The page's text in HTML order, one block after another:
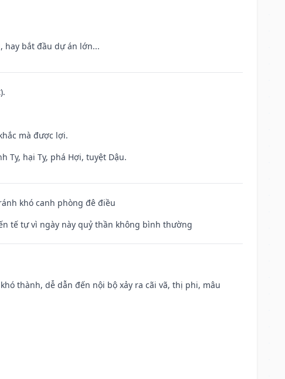
hay bắt đầu dự án lớn...
mà được lợi.
Tỵ, hại Tỵ, phá Hợi, tuyệt Dậu.
khó canh phòng đê điều
tế tự vì ngày này quỷ thần không bình thường
thành, dễ dẫn đến nội bộ xảy ra cãi vã, thị phi, mâu